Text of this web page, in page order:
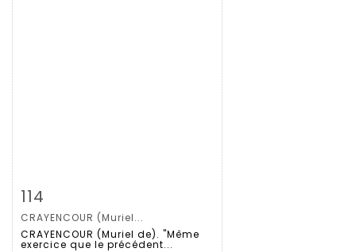
Gedetailleerde
114
CRAYENCOUR (Muriel...
CRAYENCOUR (Muriel de). "Même
exercice que le précédent...